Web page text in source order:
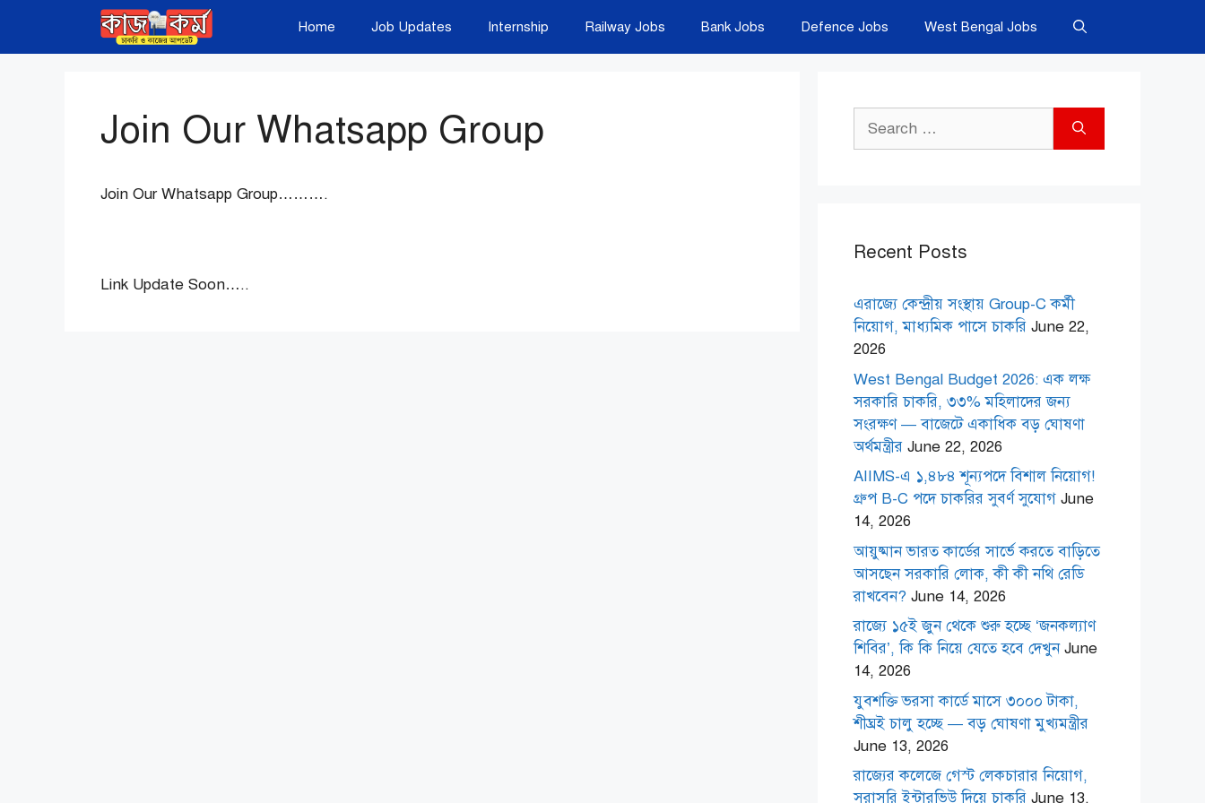
content
Home Job Updates Internship Railway Jobs Bank Jobs Defence Jobs West Bengal Jobs
Join Our Whatsapp Group
Join Our Whatsapp Group……….
Link Update Soon…..
Recent Posts
এরাজ্যে কেন্দ্রীয় সংস্থায় Group-C কর্মী
নিয়োগ, মাধ্যমিক পাসে চাকরি June 22,
2026
West Bengal Budget 2026: এক লক্ষ
সরকারি চাকরি, ৩৩% মহিলাদের জন্য
সংরক্ষণ — বাজেটে একাধিক বড় ঘোষণা
অর্থমন্ত্রীর June 22, 2026
AIIMS-এ ১,৪৮৪ শূন্যপদে বিশাল নিয়োগ!
গ্রুপ B-C পদে চাকরির সুবর্ণ সুযোগ June
14, 2026
আয়ুষ্মান ভারত কার্ডের সার্ভে করতে বাড়িতে
আসছেন সরকারি লোক, কী কী নথি রেডি
রাখবেন? June 14, 2026
রাজ্যে ১৫ই জুন থেকে শুরু হচ্ছে ‘জনকল্যাণ
শিবির’, কি কি নিয়ে যেতে হবে দেখুন June
14, 2026
যুবশক্তি ভরসা কার্ডে মাসে ৩০০০ টাকা,
শীঘ্রই চালু হচ্ছে — বড় ঘোষণা মুখ্যমন্ত্রীর
June 13, 2026
রাজ্যের কলেজে গেস্ট লেকচারার নিয়োগ,
সরাসরি ইন্টারভিউ দিয়ে চাকরি June 13,